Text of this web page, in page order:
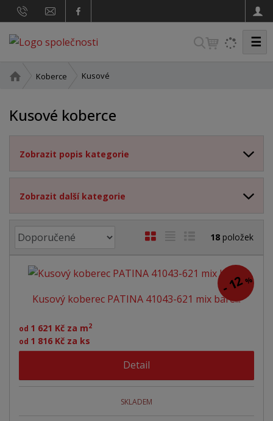
V
☰
v
d
s
a
Koberce Kusové
Kusové koberce
Zobrazit popis kategorie
Zobrazit další kategorie
r
z
v
v
b
l
v
v
d
o
v
p
18 položek
-12%
Kusový koberec PATINA 41043-621 mix bare...
od 1 621 Kč za m2
od 1 816 Kč za ks
Detail
SKLADEM